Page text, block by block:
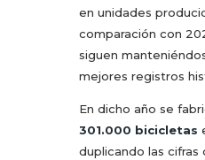
en unidades
comparación con
siguen
mejores registros
En dicho año se
301.000 bicicletas
duplicando las cifras